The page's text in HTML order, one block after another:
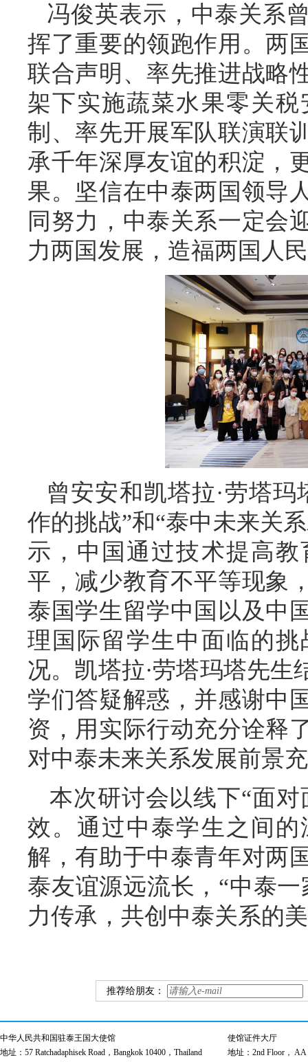
冯俊英表示，中泰关系
挥了重要的领跑作用。两
联合声明、率先推进战略
架下实施蔬菜水果零关
制、率先开展军队联演联
承千年深厚友谊的积淀，
果。坚信在中泰两国领导
同努力，中泰关系一定会
力两国发展，造福两国人
曾安安和凯塔拉·劳塔
作的挑战”和“泰中未来关
示，中国通过技术提高
平，减少教育不平等现象
泰国学生留学中国以及中
理国际留学生中面临的挑
况。凯塔拉·劳塔玛塔先生
学们答疑解惑，并感谢中
资，用实际行动充分诠释
对中泰未来关系发展前景
本次研讨会以线下“面
效。通过中泰学生之间
解，有助于中泰青年对两
泰友谊源远流长，“中泰
力传承，共创中泰关系的
推荐给朋友：
中华人民共和国驻泰王国大使馆
地址：57 Ratchadaphisek Road，Bangkok 10400，Thailand
使馆证件大厅
地址：2nd Floor， AA